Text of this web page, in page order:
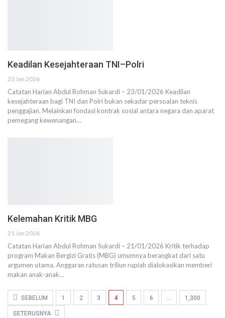
Keadilan Kesejahteraan TNI–Polri
23 Jan 2026
Catatan Harian Abdul Rohman Sukardi – 23/01/2026 Keadilan
kesejahteraan bagi TNI dan Polri bukan sekadar persoalan teknis
penggajian. Melainkan fondasi kontrak sosial antara negara dan aparat
pemegang kewenangan…
Kelemahan Kritik MBG
21 Jan 2026
Catatan Harian Abdul Rohman Sukardi – 21/01/2026 Kritik terhadap
program Makan Bergizi Gratis (MBG) umumnya berangkat dari satu
argumen utama. Anggaran ratusan triliun rupiah dialokasikan memberi
makan anak-anak…
SEBELUM 1 2 3 4 5 6 … 1,300
SETERUSNYA